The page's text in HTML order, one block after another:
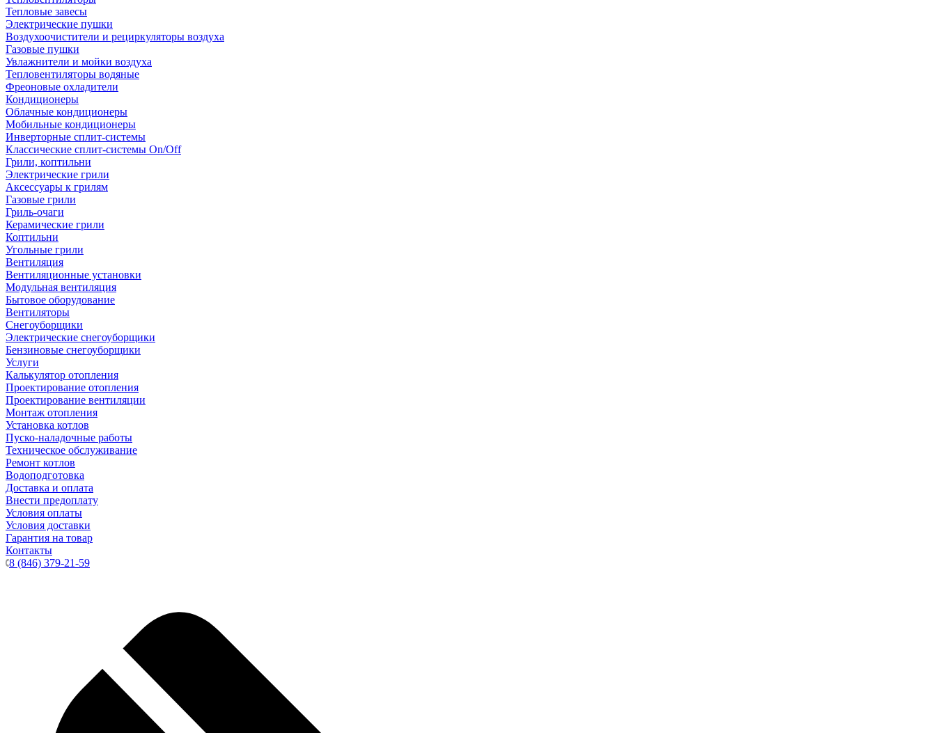
Тепловые завесы
Электрические пушки
Воздухоочистители и рециркуляторы воздуха
Газовые пушки
Увлажнители и мойки воздуха
Тепловентиляторы водяные
Фреоновые охладители
Кондиционеры
Облачные кондиционеры
Мобильные кондиционеры
Инверторные сплит-системы
Классические сплит-системы On/Off
Грили, коптильни
Электрические грили
Аксессуары к грилям
Газовые грили
Гриль-очаги
Керамические грили
Коптильни
Угольные грили
Вентиляция
Вентиляционные установки
Модульная вентиляция
Бытовое оборудование
Вентиляторы
Снегоуборщики
Электрические снегоуборщики
Бензиновые снегоуборщики
Услуги
Калькулятор отопления
Проектирование отопления
Проектирование вентиляции
Монтаж отопления
Установка котлов
Пуско-наладочные работы
Техническое обслуживание
Ремонт котлов
Водоподготовка
Доставка и оплата
Внести предоплату
Условия оплаты
Условия доставки
Гарантия на товар
Контакты
8 (846) 379-21-59